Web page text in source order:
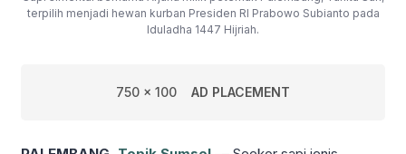
terpilih menjadi hewan kurban Presiden RI Prabowo Subianto pada
Iduladha 1447 Hijriah.
750 x 100 AD PLACEMENT